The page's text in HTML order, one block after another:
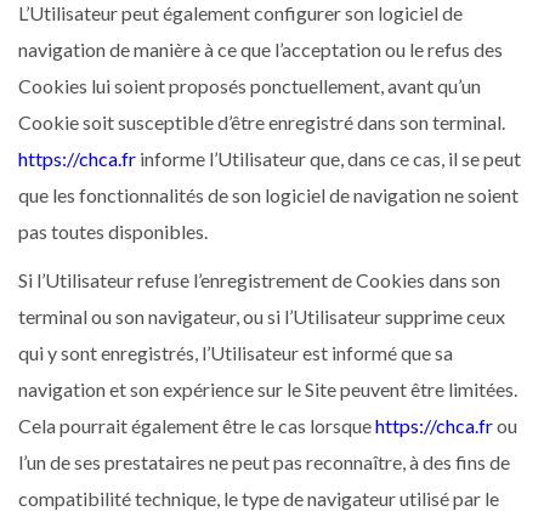
L’Utilisateur peut également configurer son logiciel de
navigation de manière à ce que l’acceptation ou le refus des
Cookies lui soient proposés ponctuellement, avant qu’un
Cookie soit susceptible d’être enregistré dans son terminal.
https://chca.fr informe l’Utilisateur que, dans ce cas, il se peut
que les fonctionnalités de son logiciel de navigation ne soient
pas toutes disponibles.
Si l’Utilisateur refuse l’enregistrement de Cookies dans son
terminal ou son navigateur, ou si l’Utilisateur supprime ceux
qui y sont enregistrés, l’Utilisateur est informé que sa
navigation et son expérience sur le Site peuvent être limitées.
Cela pourrait également être le cas lorsquehttps://chca.frou
l’un de ses prestataires ne peut pas reconnaître, à des fins de
compatibilité technique, le type de navigateur utilisé par le